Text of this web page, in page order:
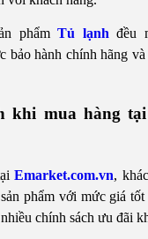
phẩmTủ lạnh đều
bảo hành chính hãng
khi mua hàng
Emarket.com.vn,
phẩm với mức giá
chính sách ưu đãi